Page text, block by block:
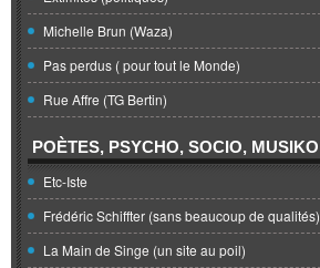
Michelle Brun (Waza)
Pas perdus ( pour tout le Monde)
Rue Affre (TG Bertin)
POÈTES, PSYCHO, SOCIO, MUSIKO
Etc-Iste
Frédéric Schiffter (sans beaucoup de qualités)
La Main de Singe (un site au poil)